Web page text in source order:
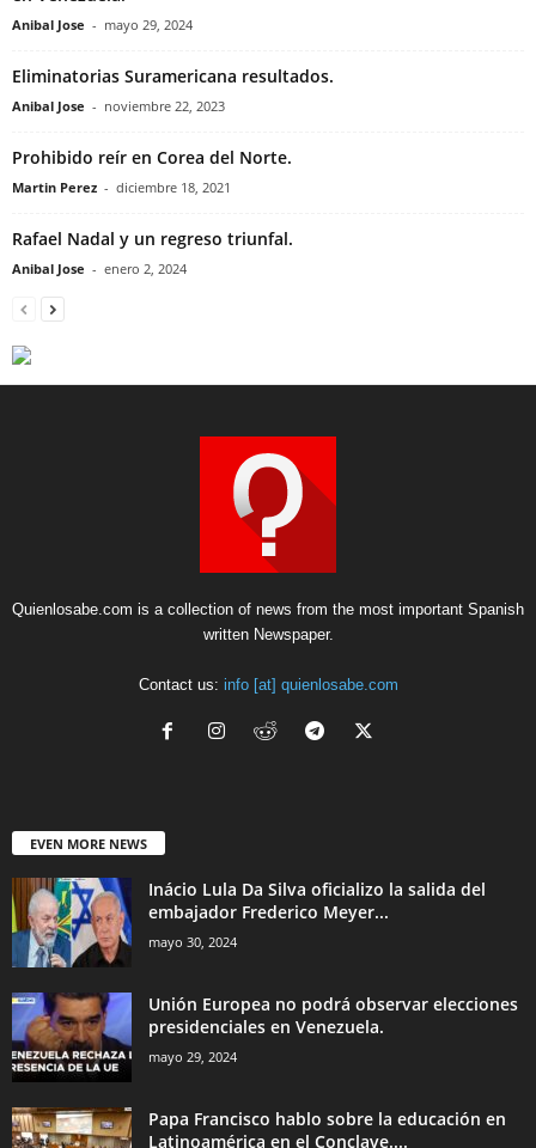
Anibal Jose - mayo 29, 2024
Eliminatorias Suramericana resultados.
Anibal Jose - noviembre 22, 2023
Prohibido reír en Corea del Norte.
Martin Perez - diciembre 18, 2021
Rafael Nadal y un regreso triunfal.
Anibal Jose - enero 2, 2024
Quienlosabe.com is a collection of news from the most important Spanish
written Newspaper.
Contact us: info [at] quienlosabe.com
EVEN MORE NEWS
Inácio Lula Da Silva oficializo la salida del
embajador Frederico Meyer...
mayo 30, 2024
Unión Europea no podrá observar elecciones
presidenciales en Venezuela.
mayo 29, 2024
Papa Francisco hablo sobre la educación en
Latinoamérica en el Conclave....